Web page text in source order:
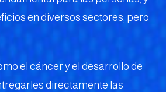
en diversos sectores, pero
el cáncer y el desarrollo de
directamente las